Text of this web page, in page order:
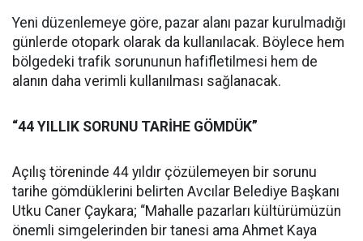
Yeni düzenlemeye göre, pazar alanı pazar kurulmadığı
günlerde otopark olarak da kullanılacak. Böylece hem
bölgedeki trafik sorununun hafifletilmesi hem de
alanın daha verimli kullanılması sağlanacak.
“44 YILLIK SORUNU TARİHE GÖMDÜK”
Açılış töreninde 44 yıldır çözülemeyen bir sorunu
tarihe gömdüklerini belirten Avcılar Belediye Başkanı
Utku Caner Çaykara; “Mahalle pazarları kültürümüzün
önemli simgelerinden bir tanesi ama Ahmet Kaya